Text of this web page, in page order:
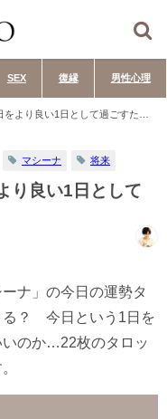
SEX 復縁 男性心理
より良い1日として過ごすため
マシーナ 将来
り良い1日として
ナ」の今日の運勢タ
る？ 今日という1日を
いのか…22枚のタロッ